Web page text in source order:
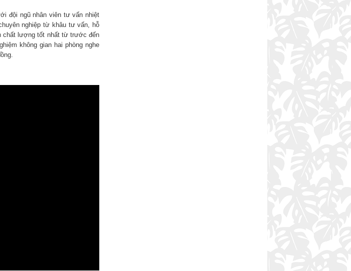
đội ngũ nhân viên tư vấn nhiệt
nghiệp từ khâu tư vấn, hỗ
chất lượng tốt nhất từ trước đến
không gian hai phòng nghe